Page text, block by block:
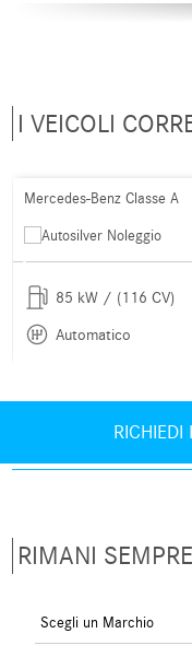
I VEICOLI
Mercedes-Benz Classe A
85 kW / (116 CV)
Automatico
RICHIEDI
RIMANI